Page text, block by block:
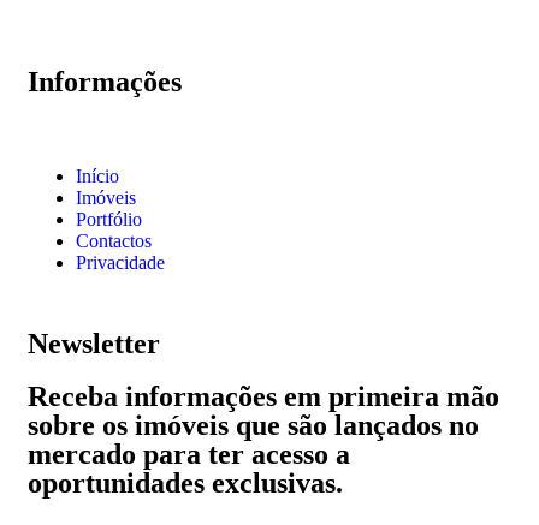
Informações
Início
Imóveis
Portfólio
Contactos
Privacidade
Newsletter
Receba informações em primeira mão
sobre os imóveis que são lançados no
mercado para ter acesso a
oportunidades exclusivas.